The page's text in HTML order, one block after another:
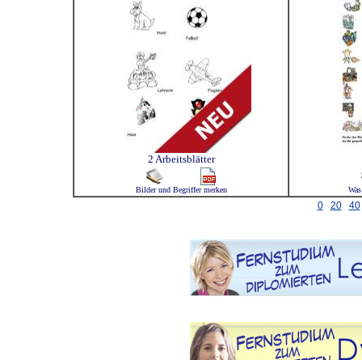
2 Arbeitsblätter
Bilder und Begriffer merken
0 20 40